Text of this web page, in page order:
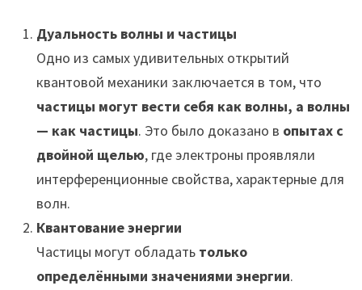
Дуальность волны и частицы
Одно из самых удивительных открытий
квантовой механики заключается в том, что
частицы могут вести себя как волны, а волны
— как частицы. Это было доказано в опытах с
двойной щелью, где электроны проявляли
интерференционные свойства, характерные для
волн.
Квантование энергии
Частицы могут обладать только
определёнными значениями энергии.